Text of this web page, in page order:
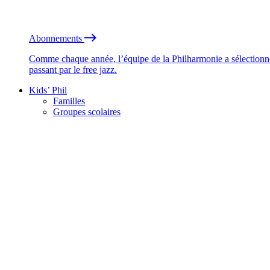
Abonnements
Comme chaque année, l’équipe de la Philharmonie a
passant par le free jazz.
Kids’ Phil
Familles
Groupes scolaires